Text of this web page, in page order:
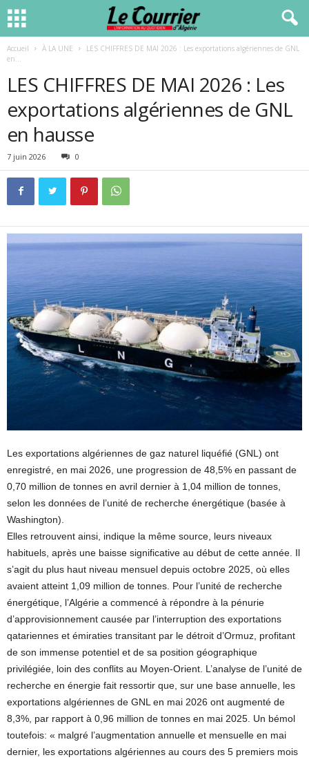
Accueil À LA UNE
LES CHIFFRES DE MAI 2026 : Les exportations algériennes de GNL
en...
LES CHIFFRES DE MAI 2026 : Les
exportations algériennes de GNL
en hausse
7 juin 2026 0
Les exportations algériennes de gaz naturel liquéfié (GNL) ont
enregistré, en mai 2026, une progression de 48,5% en passant de
0,70 million de tonnes en avril dernier à 1,04 million de tonnes,
selon les données de l’unité de recherche énergétique (basée à
Washington).
Elles retrouvent ainsi, indique la même source, leurs niveaux
habituels, après une baisse significative au début de cette année. Il
s’agit du plus haut niveau mensuel depuis octobre 2025, où elles
avaient atteint 1,09 million de tonnes. Pour l’unité de recherche
énergétique, l’Algérie a commencé à répondre à la pénurie
d’approvisionnement causée par l’interruption des exportations
qatariennes et émiraties transitant par le détroit d’Ormuz, profitant
de son immense potentiel et de sa position géographique
privilégiée, loin des conflits au Moyen-Orient. L’analyse de l’unité de
recherche en énergie fait ressortir que, sur une base annuelle, les
exportations algériennes de GNL en mai 2026 ont augmenté de
8,3%, par rapport à 0,96 million de tonnes en mai 2025. Un bémol
toutefois: « malgré l’augmentation annuelle et mensuelle en mai
dernier, les exportations algériennes au cours des 5 premiers mois